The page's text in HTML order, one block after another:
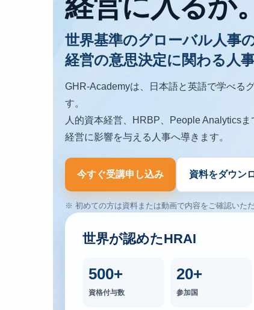
世界基準のグローバル人事
経営の意思決定に関わる人
GHR-Academyは、日本語と英語で学べる
す。
人的資本経営、HRBP、People Analyticsま
経営に影響を与える人事へ導きます。
今すぐ受講申し込み 資料をダウン
※ 初めての方は資料または動画で内容をご確認いた
世界が認めたHRAI
500+
資格付与数
20+
参加国